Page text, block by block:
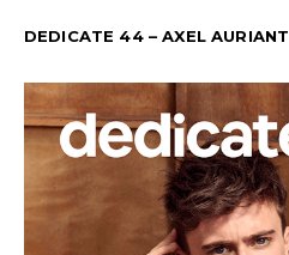
DEDICATE 44 – AXEL AURIANT